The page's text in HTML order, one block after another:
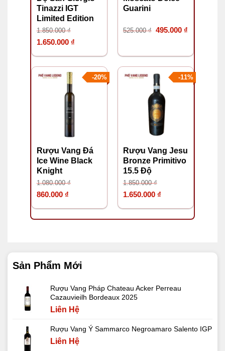
Tinazzi IGT
Limited Edition
1.850.000₫
Giá
là:
1.850.000 ₫.
1.650.000 ₫Giá
tại
là:
Guarini
525.000₫ Giá
525.000 ₫.
495.000 ₫Giá
tại
là:
495.000 ₫.
-20%
Rượu Vang Đá
Ice Wine Black
Knight
1.080.000₫
Giá
là:
860.000 ₫Giá
tại
-11%
Rượu Vang Jesu
Bronze Primitivo
15.5 Độ
1.850.000₫
Giá
là:
1.650.000 ₫Giá
tại
Sản Phẩm Mới
Rượu Vang Pháp Chateau Acker Perreau
Cazauvieilh Bordeaux 2025
Liên Hệ
Rượu Vang Ý Sammarco Negroamaro Salento IGP
Liên Hệ